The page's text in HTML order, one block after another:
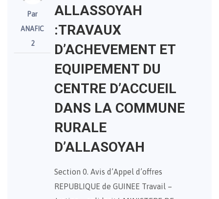
Par
ANAFIC
2
ALLASSOYAH
:TRAVAUX
D’ACHEVEMENT ET
EQUIPEMENT DU
CENTRE D’ACCUEIL
DANS LA COMMUNE
RURALE
D’ALLASOYAH
Section 0. Avis d’Appel d’offres
REPUBLIQUE de GUINEE Travail –